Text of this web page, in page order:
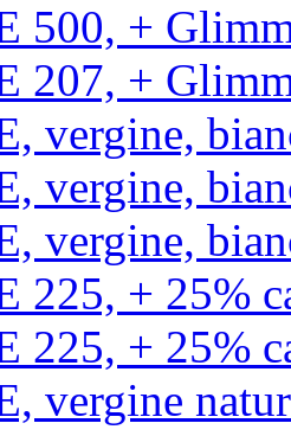
500, +
207, +
vergine,
vergine,
vergine,
225, + 25%
225, + 25%
vergine